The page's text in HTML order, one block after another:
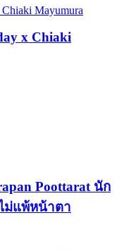
x Chiaki
Poottarat นัก
ม่แพ้หน้าตา